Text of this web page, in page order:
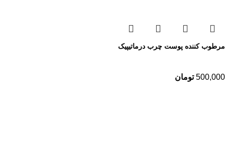
مرطوب کننده پوست چرب درماتیپیک
500,000 تومان